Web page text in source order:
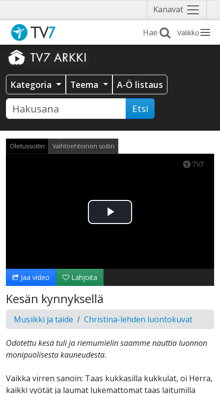
Kanavat Näytä
valikko
Valikko
Kategoria Teema A-Ö listaus
Etsi
Oletussoitin Vaihtoehtoinen soitin
Toista
Jaa video Lahjoita
Kesän kynnyksellä
Musiikki ja taide Christina-lehden luontokuvat
Odotettu kesä tuli ja riemumielin saamme nauttia luonnon
monipuolisesta kauneudesta.
Vaikka virren sanoin: Taas kukkasilla kukkulat, oi Herra,
kaikki vyötät ja laumat lukemattomat taas laitumilla